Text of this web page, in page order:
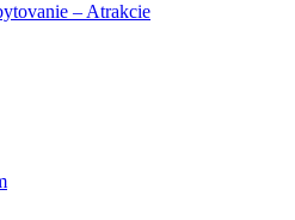
– Atrakcie